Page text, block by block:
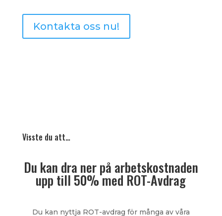
Kontakta oss nu!
Visste du att…
Du kan dra ner på arbetskostnaden
upp till 50% med ROT-Avdrag
Du kan nyttja ROT-avdrag för många av våra